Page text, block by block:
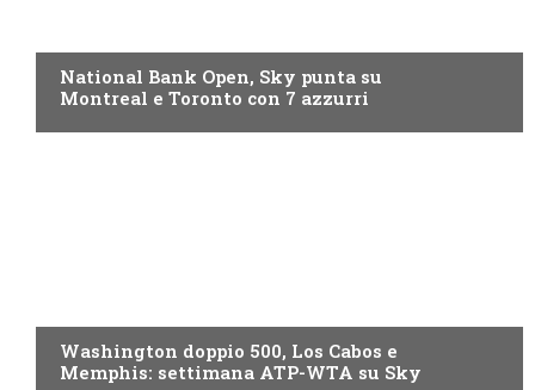
National Bank Open, Sky punta su
Montreal e Toronto con 7 azzurri
Washington doppio 500, Los Cabos e
Memphis: settimana ATP-WTA su Sky